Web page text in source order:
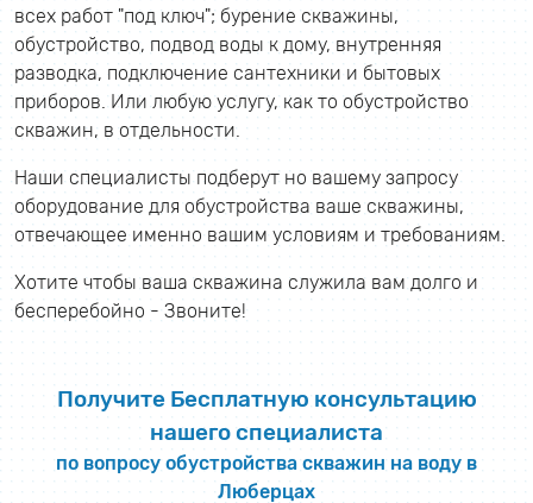
всех работ "под ключ"; бурение скважины,
обустройство, подвод воды к дому, внутренняя
разводка, подключение сантехники и бытовых
приборов. Или любую услугу, как то обустройство
скважин, в отдельности.
Наши специалисты подберут но вашему запросу
оборудование для обустройства ваше скважины,
отвечающее именно вашим условиям и требованиям.
Хотите чтобы ваша скважина служила вам долго и
бесперебойно - Звоните!
Получите Бесплатную консультацию
нашего специалиста
по вопросу обустройства скважин на воду в
Люберцах